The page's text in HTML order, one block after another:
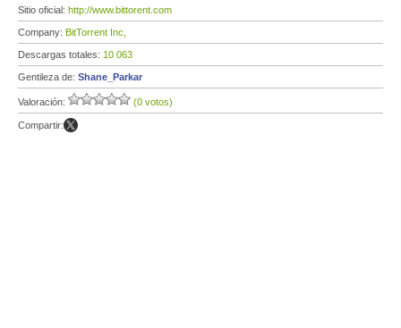
Sitio oficial: http://www.bittorent.com
Company: BitTorrent Inc,
Descargas totales: 10 063
Gentileza de: Shane_Parkar
Valoración: (0 votos)
Compartir: